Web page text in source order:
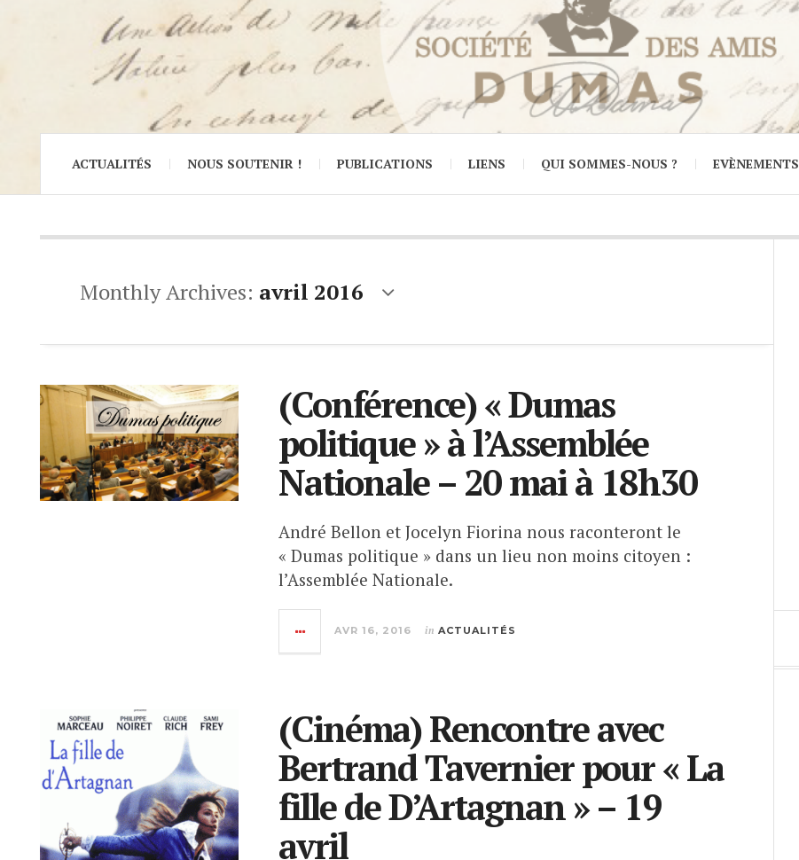
ACTUALITÉS NOUS SOUTENIR ! PUBLICATIONS LIENS QUI SOMMES-NOUS ? EVÈNEMENTS
Monthly Archives: avril 2016
(Conférence) « Dumas
politique » à l’Assemblée
Nationale – 20 mai à 18h30
André Bellon et Jocelyn Fiorina nous raconteront le
« Dumas politique » dans un lieu non moins citoyen :
l’Assemblée Nationale.
AVR 16, 2016 in ACTUALITÉS
(Cinéma) Rencontre avec
Bertrand Tavernier pour « La
fille de D’Artagnan » – 19
avril